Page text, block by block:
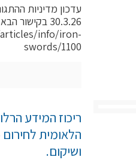
עדכון מדיניות
30.3.26 בקישור הבא
info/iron-
swords/1100
ריכוז המידע
הלאומית
ושיקום.